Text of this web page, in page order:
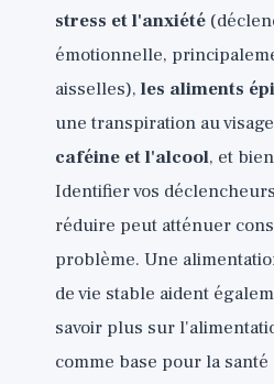
stress et l'anxiété
émotionnelle,
aisselles), les aliments
une transpiration au
caféine et l'alcool, et
Identifier vos
réduire peut atténuer
problème. Une
de vie stable aident
savoir plus sur
comme base pour la